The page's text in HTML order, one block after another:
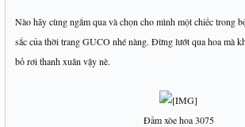
Nào hãy cùng ngắm qua và chọn cho mình một chiếc trong
sắc của thời trang GUCO nhé nàng. Đừng lướt qua hoa mà
bỏ rơi thanh xuân vậy nè.
Đầm xòe hoa 3075